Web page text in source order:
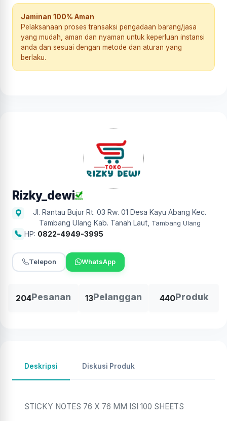
Jaminan 100% Aman
Pelaksanaan proses transaksi pengadaan barang/jasa
yang mudah, aman dan nyaman untuk keperluan instansi
anda dan sesuai dengan metode dan aturan yang
berlaku.
Rizky_dewi
Jl. Rantau Bujur Rt. 03 Rw. 01 Desa Kayu Abang Kec.
Tambang Ulang Kab. Tanah Laut, Tambang Ulang
HP: 0822-4949-3995
Telepon WhatsApp
204Pesanan 13Pelanggan 440Produk
Deskripsi Diskusi Produk
STICKY NOTES 76 X 76 MM ISI 100 SHEETS